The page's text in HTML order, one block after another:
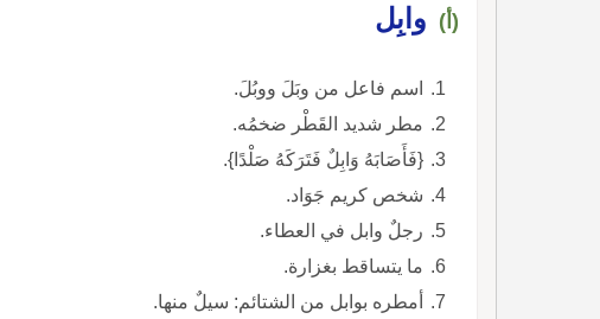
(أ) وابِل
اسم فاعل من وبَلَ ووبُلَ.
مطر شديد القَطْر ضخمُه.
{فَأَصَابَهُ وَابِلٌ فَتَرَكَهُ صَلْدًا}.
شخص كريم جَوَاد.
رجلٌ وابل في العطاء.
ما يتساقط بغزارة.
أمطره بوابل من الشتائم: سيلٌ منها.